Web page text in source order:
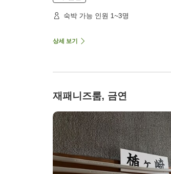
숙박 가능 인원 1~3명
상세 보기
재패니즈룸, 금연